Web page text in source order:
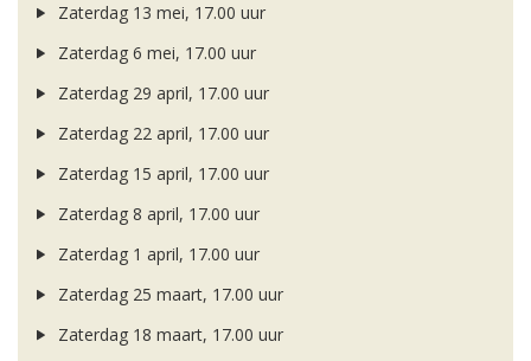
Zaterdag 13 mei, 17.00 uur
Zaterdag 6 mei, 17.00 uur
Zaterdag 29 april, 17.00 uur
Zaterdag 22 april, 17.00 uur
Zaterdag 15 april, 17.00 uur
Zaterdag 8 april, 17.00 uur
Zaterdag 1 april, 17.00 uur
Zaterdag 25 maart, 17.00 uur
Zaterdag 18 maart, 17.00 uur